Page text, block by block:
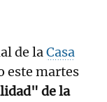
de laCasa
este martes
de la